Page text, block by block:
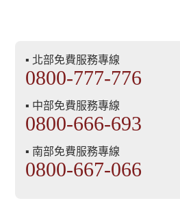
▪ 北部免費服務專線
0800-777-776
▪ 中部免費服務專線
0800-666-693
▪ 南部免費服務專線
0800-667-066